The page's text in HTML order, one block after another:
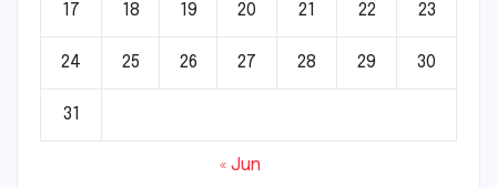
17 18 19 20 21 22 23
24 25 26 27 28 29 30
31
« Jun